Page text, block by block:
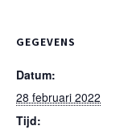
GEGEVENS
Datum:
28 februari 2022
Tijd: